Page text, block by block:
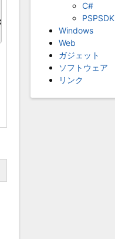
C#
PSPSDK
Windows
Web
ガジェット
ソフトウェア
リンク